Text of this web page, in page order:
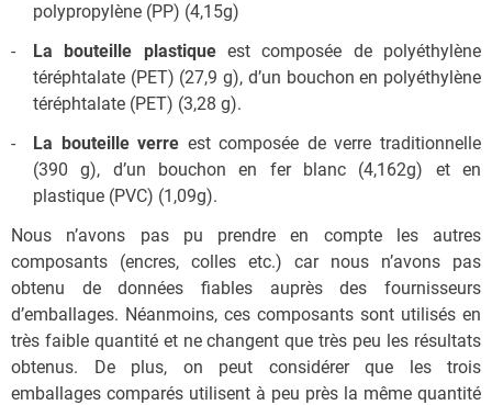
polypropylène (PP) (4,15g)
La bouteille plastiqueest composée de polyéthylène
téréphtalate (PET) (27,9 g), d’un bouchon en polyéthylène
téréphtalate (PET) (3,28 g).
La bouteille verre est composée de verre traditionnelle
(390 g), d’un bouchon en fer blanc (4,162g) et en
plastique (PVC) (1,09g).
Nous n’avons pas pu prendre en compte les autres
composants (encres, colles etc.) car nous n’avons pas
obtenu de données fiables auprès des fournisseurs
d’emballages. Néanmoins, ces composants sont utilisés en
très faible quantité et ne changent que très peu les résultats
obtenus. De plus, on peut considérer que les trois
emballages comparés utilisent à peu près la même quantité